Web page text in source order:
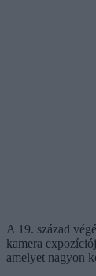
A 19. század
kamera
amelyet nagyon